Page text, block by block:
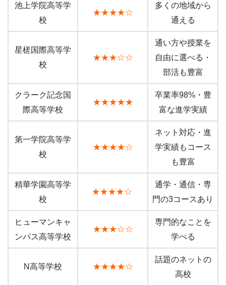
池上学院高等学
校
★★★★☆
多くの地域から
通える
星槎国際高等学
校
★★★☆☆
通い方や授業を
自由に選べる・
部活も豊富
クラーク記念国
際高等学校
★★★★★
卒業率98%・豊
富な進学実績
第一学院高等学
校
★★★★☆
ネット対応・進
学実績もコース
も豊富
精華学園高等学
校
★★★★☆
通学・通信・専
門の3コースあり
ヒューマンキャ
ンパス高等学校
★★★☆☆
専門的なことを
学べる
N高等学校 ★★★★☆
話題のネットの
高校